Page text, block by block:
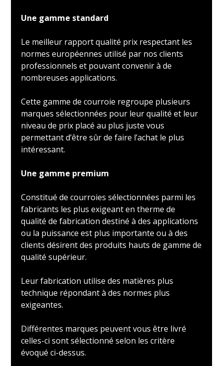
Une gamme standard
Le meilleur rapport qualité prix respectant les
normes européennes utilisé par nos clients
professionnels et pouvant convenir à de
nombreuses applications.
Cette gamme de courroie regroupe plusieurs
marques sélectionnées pour leur qualité et leur
niveau de prix placé au plus juste vous
permettant d’être sûr de faire l’achat le plus
intéressant.
Une gamme premium
Constitué de courroies sélectionnées parmi les
fabricants les plus exigeant en therme de
qualité de fabrication destiné à des applications
ou la puissance est plus importante ou à des
clients désirent des produits hauts de gamme de
qualité supérieur.
Leur fabrication utilise des matières plus
technique répondant à des normes plus
exigeantes.
Différentes marques peuvent vous être livré
celles-ci sont sélectionné selon les critère
évoqué ci-dessus.